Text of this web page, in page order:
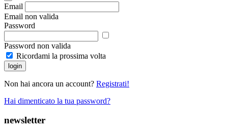
Email
Email non valida
Password
Password non valida
Ricordami la prossima volta
login
Non hai ancora un account? Registrati!
Hai dimenticato la tua password?
newsletter